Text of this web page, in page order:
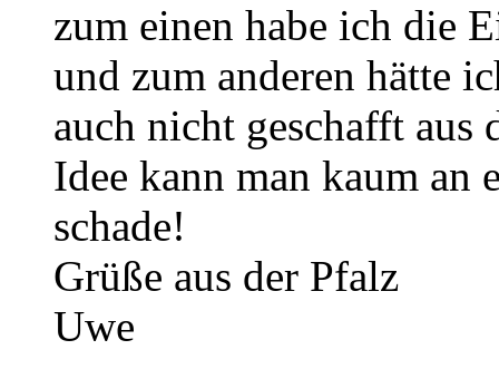
zum einen habe ich die
und zum anderen hätte
auch nicht geschafft aus
Idee kann man kaum an
schade!
Grüße aus der Pfalz
Uwe